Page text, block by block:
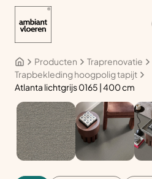
Producten Traprenovatie
Trapbekleding hoogpolig tapijt
Atlanta lichtgrijs 0165 | 400 cm
TAPIJT